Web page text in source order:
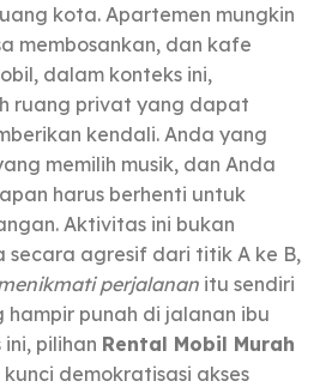
kota. Apartemen mungkin
membosankan, dan kafe
dalam konteks ini,
ruang privat yang dapat
kendali. Anda yang
memilih musik, dan Anda
harus berhenti untuk
Aktivitas ini bukan
agresif dari titik A ke B,
perjalanan itu sendiri
hampir punah di jalanan ibu
pilihan Rental Mobil Murah
demokratisasi akses